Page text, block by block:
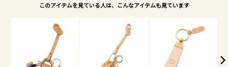
このアイテムを見ている人は、こんなアイテムも見ています